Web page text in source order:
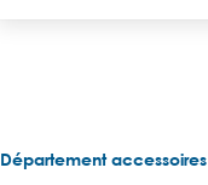
Département accessoires